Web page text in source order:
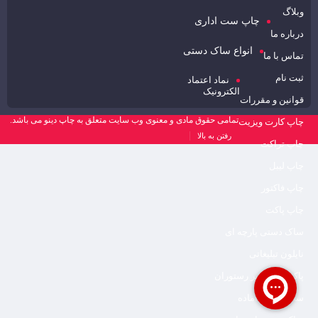
وبلاگ
درباره ما
تماس با ما
ثبت نام
قوانین و مقررات
چاپ ست اداری
چاپ کارت ویزیت
چاپ تراکت
انواع ساک دستی
پاکت بیرون بر رستوران
ساک دستی آماده
نماد اعتماد
الکترونیک
تمامی حقوق مادی و معنوی وب سایت متعلق به چاپ دینو می باشد.
رفتن به بالا